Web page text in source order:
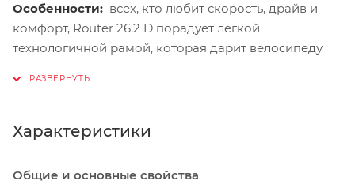
Особенности: всех, кто любит скорость, драйв и
комфорт, Router 26.2 D порадует легкой
технологичной рамой, которая дарит велосипеду
блокировку (lockout) и регулировку преднагрузки
быстрее подняться в гору и увереннее спуститься
Характеристики
Общие и основные свойства